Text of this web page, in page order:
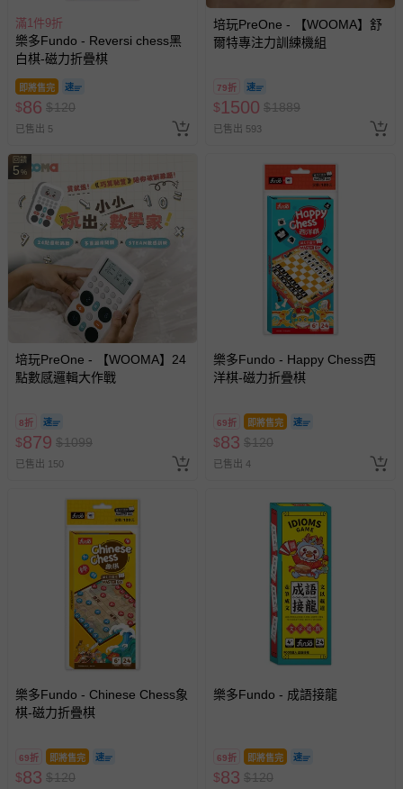
滿1件9折
樂多Fundo - Reversi chess黑
白棋-磁力折疊棋
即將售完
$86 $120
已售出 5
培玩PreOne - 【WOOMA】舒
爾特專注力訓練機組
79折
$1500 $1889
已售出 593
回饋
5 %
培玩PreOne - 【WOOMA】24
點數感邏輯大作戰
8折
$879 $1099
已售出 150
樂多Fundo - Happy Chess西
洋棋-磁力折疊棋
69折 即將售完
$83 $120
已售出 4
樂多Fundo - Chinese Chess象
棋-磁力折疊棋
69折 即將售完
$83 $120
樂多Fundo - 成語接龍
69折 即將售完
$83 $120